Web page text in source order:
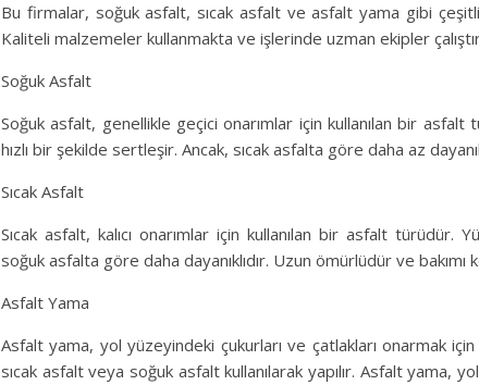
Bu firmalar, soğuk asfalt, sıcak asfalt ve asfalt yama gibi
Kaliteli malzemeler kullanmakta ve işlerinde uzman ekipler
Soğuk Asfalt
Soğuk asfalt, genellikle geçici onarımlar için kullanılan bir asfalt
hızlı bir şekilde sertleşir. Ancak, sıcak asfalta göre daha az
Sıcak Asfalt
Sıcak asfalt, kalıcı onarımlar için kullanılan bir asfalt türüdür.
soğuk asfalta göre daha dayanıklıdır. Uzun ömürlüdür ve bakımı
Asfalt Yama
Asfalt yama, yol yüzeyindeki çukurları ve çatlakları onarmak
sıcak asfalt veya soğuk asfalt kullanılarak yapılır. Asfalt yama,